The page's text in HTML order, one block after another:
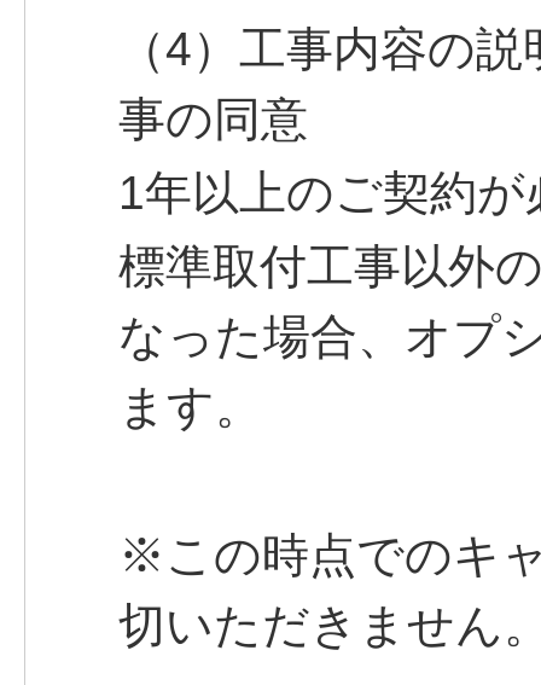
（4）工事内容の
事の同意
1年以上のご契約
標準取付工事以外
なった場合、オプ
ます。
※この時点でのキ
切いただきません